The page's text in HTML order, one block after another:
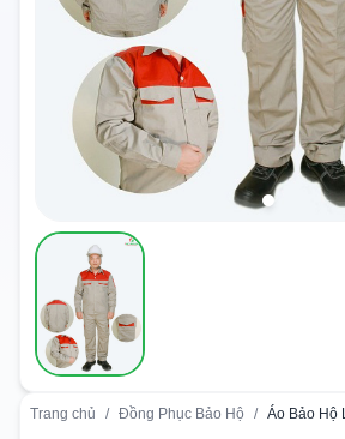
Trang chủ / Đồng Phục Bảo Hộ / Áo Bảo Hộ